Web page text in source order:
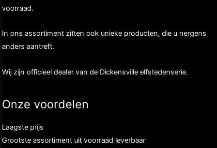
voorraad.
In ons assortiment zitten ook unieke producten, die u nergens
anders aantreft.
Wij zijn officieel dealer van de Dickensville elfstedenserie.
Onze voordelen
Laagste prijs
Grootste assortiment uit voorraad leverbaar